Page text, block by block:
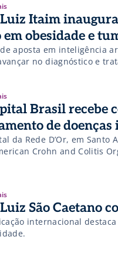
Luiz Itaim
em obesidade e
aposta em inteligência
no diagnóstico e
Brasil recebe
de
da Rede D’Or, em
Crohn and Colitis
Luiz São Caetano
internacional